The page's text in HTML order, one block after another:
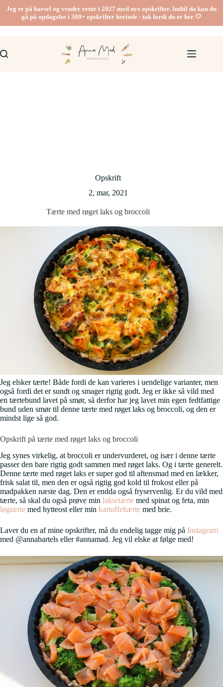
indhold
Jeg er på barsel og vender retur i 2027 med nye opskrifter. Indtil da kan du
gå på opdagelse i 300+ opskrifter herinde - tak fordi du er her 🤍
Opskrift
2, mar, 2021
Tærte med røget laks og broccoli
Jeg elsker tærte! Både fordi de kan varieres i uendelige varianter, men
også fordi det er sundt og smager rigtig godt. Jeg er ikke så vild med
en tærtebund lavet på smør, så derfor har jeg lavet min egen fedtfattige
bund uden smør til denne tærte med røget laks og broccoli, og den er
mindst lige så god.
Opskrift på tærte med røget laks og broccoli
Jeg synes virkelig, at broccoli er undervurderet, og især i denne tærte
passer den bare rigtig godt sammen med røget laks. Og i tærte generelt.
Denne tærte med røget laks er super god til aftensmad med en lækker,
frisk salat til, men den er også rigtig god kold til frokost eller på
madpakken næste dag. Den er endda også fryservenlig. Er du vild med
tærte, så skal du også prøve min laksetærte med spinat og feta, min
løgtærte med hytteost eller min kartoffeltærte med brie.
Laver du en af mine opskrifter, må du endelig tagge mig på Instagram
med @annabartels eller #annamad. Jeg vil elske at følge med!